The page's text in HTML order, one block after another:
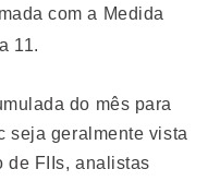
com a Medida
11.
do mês para
seja geralmente vista
de FIIs, analistas